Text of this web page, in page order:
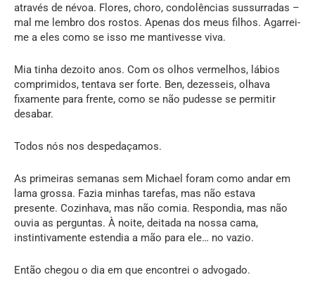
através de névoa. Flores, choro, condolências sussurradas –
mal me lembro dos rostos. Apenas dos meus filhos. Agarrei-
me a eles como se isso me mantivesse viva.
Mia tinha dezoito anos. Com os olhos vermelhos, lábios
comprimidos, tentava ser forte. Ben, dezesseis, olhava
fixamente para frente, como se não pudesse se permitir
desabar.
Todos nós nos despedaçamos.
As primeiras semanas sem Michael foram como andar em
lama grossa. Fazia minhas tarefas, mas não estava
presente. Cozinhava, mas não comia. Respondia, mas não
ouvia as perguntas. À noite, deitada na nossa cama,
instintivamente estendia a mão para ele… no vazio.
Então chegou o dia em que encontrei o advogado.